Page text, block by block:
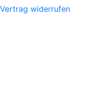
Vertrag widerrufen